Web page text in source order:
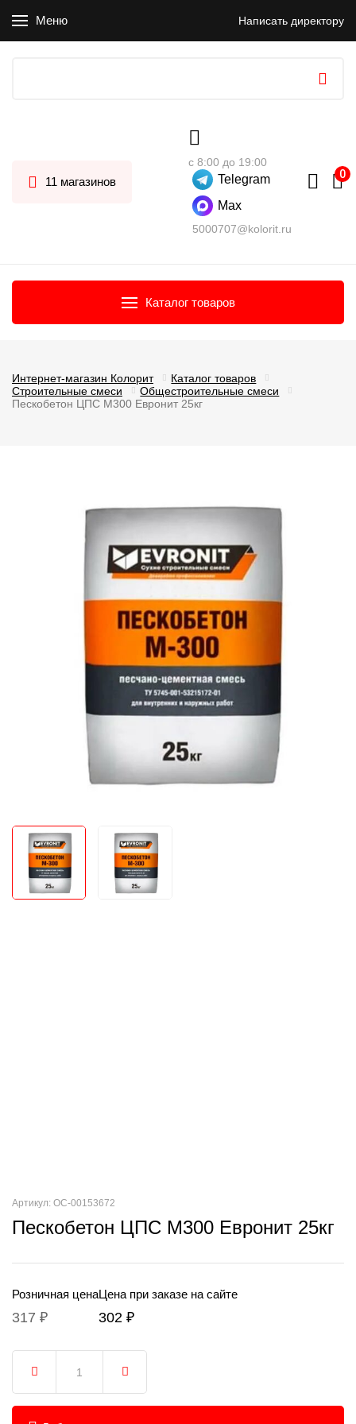
Меню Написать директору
11 магазинов
с 8:00 до 19:00
Telegram
Max
5000707@kolorit.ru
Каталог товаров
Интернет-магазин Колорит
Каталог товаров
Строительные смеси
Общестроительные смеси
Пескобетон ЦПС М300 Евронит 25кг
Артикул: ОС-00153672
Пескобетон ЦПС М300 Евронит 25кг
Розничная цена
317 ₽
Цена при заказе на сайте
302 ₽